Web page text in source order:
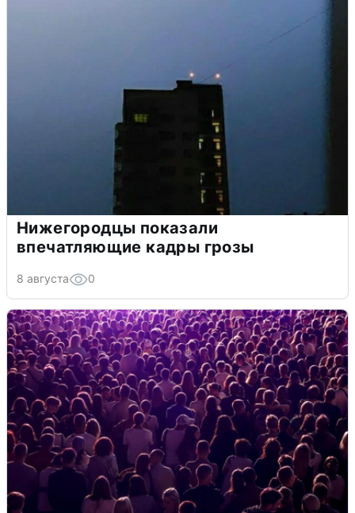
Нижегородцы показали
впечатляющие кадры грозы
8 августа 0